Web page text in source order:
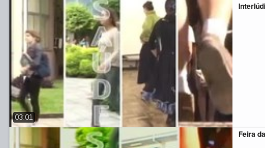
03:01
Feira